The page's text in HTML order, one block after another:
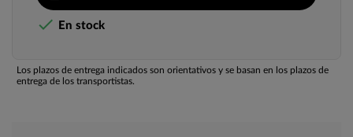
 En stock
Los plazos de entrega indicados son orientativos y se basan en los plazos de
entrega de los transportistas.